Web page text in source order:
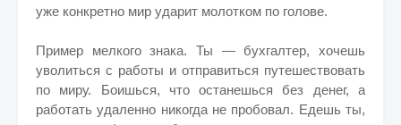
уже конкретно мир ударит молотком по голове.
Пример мелкого знака. Ты — бухгалтер, хочешь
уволиться с работы и отправиться путешествовать
по миру. Боишься, что останешься без денег, а
работать удаленно никогда не пробовал. Едешь ты,